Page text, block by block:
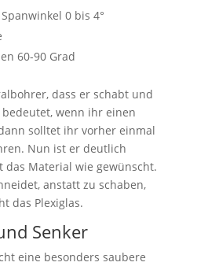
0 bis 4°
60-90 Grad
dass er schabt und
wenn ihr einen
solltet ihr vorher einmal
Nun ist er deutlich
Material wie gewünscht.
anstatt zu schaben,
das Plexiglas.
Senker
eine besonders saubere